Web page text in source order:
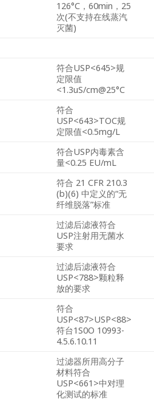
126°C，60min，25
次(不支持在线蒸汽
灭菌)
符合USP<645>规
定限值
<1.3uS/cm@25°C
符合
USP<643>TOC规
定限值<0.5mg/L
符合USP内毒素含
量<0.25 EU/mL
符合 21 CFR 210.3
(b)(6) 中定义的“无
纤维脱落”标准
过滤后滤液符合
USP注射用无菌水
要求
过滤后滤液符合
USP<788>颗粒释
放的要求
符合
USP<87>USP<88>
符台1S0O 10993-
4.5.6.10.11
过滤器所用高分子
材料符合
USP<661>中对理
化测试的标准